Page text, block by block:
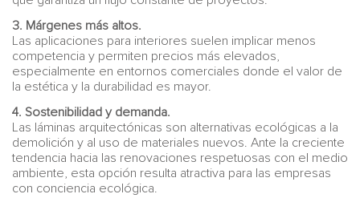
3. Márgenes más altos.
Las aplicaciones para interiores suelen implicar menos
competencia y permiten precios más elevados,
especialmente en entornos comerciales donde el valor de
la estética y la durabilidad es mayor.
4. Sostenibilidad y demanda.
Las láminas arquitectónicas son alternativas ecológicas a la
demolición y al uso de materiales nuevos. Ante la creciente
tendencia hacia las renovaciones respetuosas con el medio
ambiente, esta opción resulta atractiva para las empresas
con conciencia ecológica.